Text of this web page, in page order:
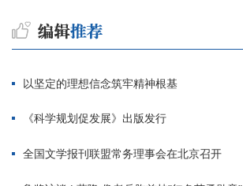
以坚定的理想信念筑牢精神根基
《科学规划促发展》出版发行
全国文学报刊联盟常务理事会在北京召开